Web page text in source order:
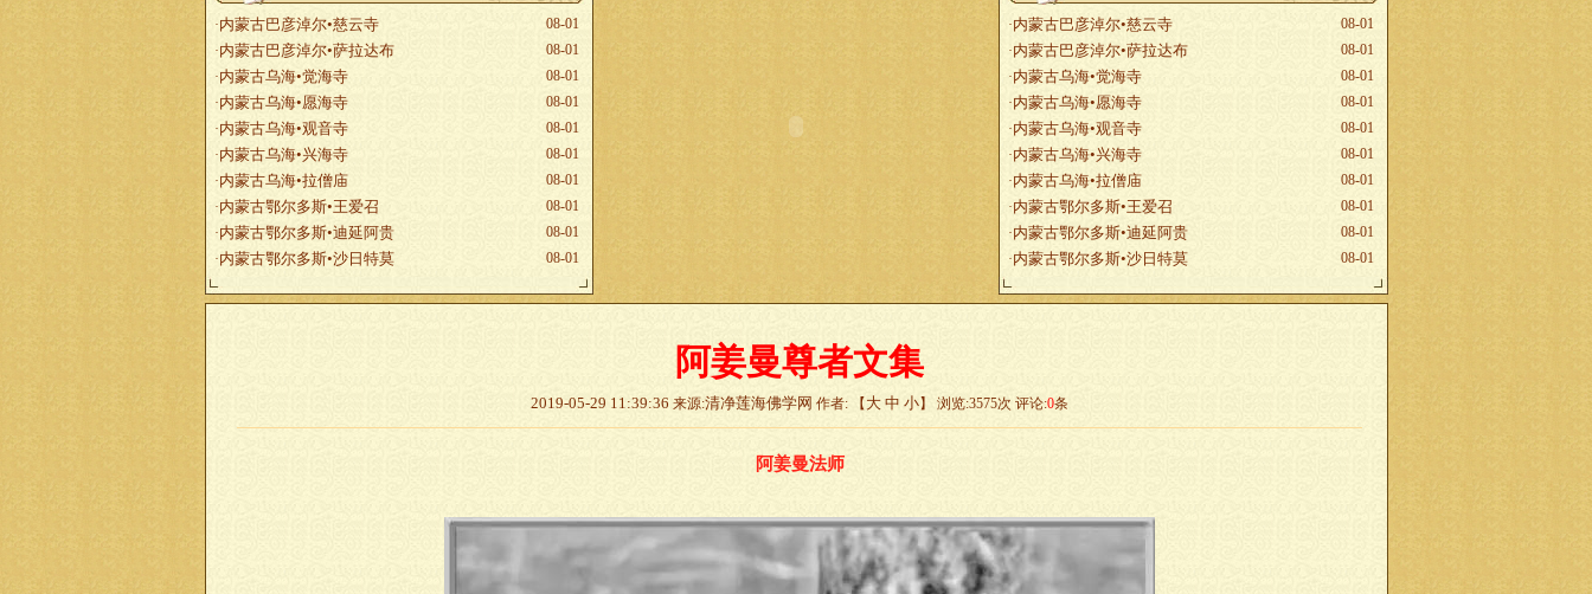
·内蒙古巴彦淖尔•慈云寺
08-01
·内蒙古巴彦淖尔•萨拉达布
08-01
·内蒙古乌海•觉海寺
08-01
·内蒙古乌海•愿海寺
08-01
·内蒙古乌海•观音寺
08-01
·内蒙古乌海•兴海寺
08-01
·内蒙古乌海•拉僧庙
08-01
·内蒙古鄂尔多斯•王爱召
08-01
·内蒙古鄂尔多斯•迪延阿贵
08-01
·内蒙古鄂尔多斯•沙日特莫 08-01
·内蒙古巴彦淖尔•慈云寺
08-01
·内蒙古巴彦淖尔•萨拉达布
08-01
·内蒙古乌海•觉海寺
08-01
·内蒙古乌海•愿海寺
08-01
·内蒙古乌海•观音寺
08-01
·内蒙古乌海•兴海寺
08-01
·内蒙古乌海•拉僧庙
08-01
·内蒙古鄂尔多斯•王爱召
08-01
·内蒙古鄂尔多斯•迪延阿贵
08-01
·内蒙古鄂尔多斯•沙日特莫 08-01
阿姜曼尊者文集
2019-05-29 11:39:36 来源:清净莲海佛学网 作者: 【 大 中 小】 浏览:3575次 评论:0条
阿姜曼法师